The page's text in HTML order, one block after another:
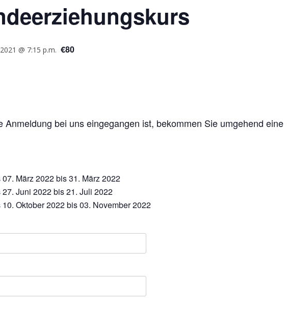
@ 7:15 p.m. €80
Anmeldung bei uns eingegangen ist, bekommen Sie umgehend eine
März 2022 bis 31. März 2022
Juni 2022 bis 21. Juli 2022
Oktober 2022 bis 03. November 2022